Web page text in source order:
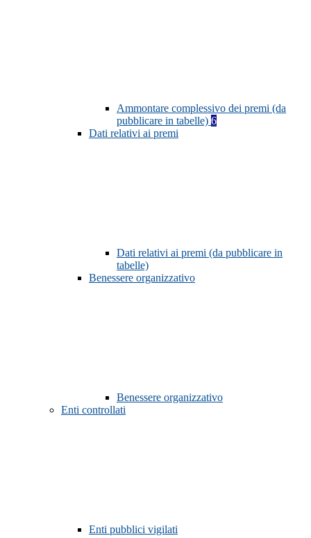
Ammontare complessivo dei premi (da
pubblicare in tabelle) 6
Dati relativi ai premi
Dati relativi ai premi (da pubblicare in
tabelle)
Benessere organizzativo
Benessere organizzativo
Enti controllati
Enti pubblici vigilati